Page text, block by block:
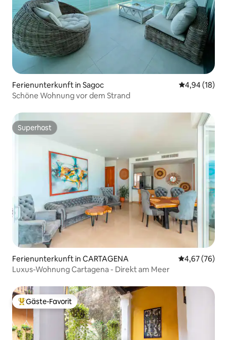
Ferienunterkunft in Sagoc
4,94 (18)
Schöne Wohnung vor dem Strand
Superhost
Superhost
Ferienunterkunft in CARTAGENA
4,67 (76)
Luxus-Wohnung Cartagena - Direkt am Meer
Beliebter Gäste-Favorit.
Gäste-Favorit